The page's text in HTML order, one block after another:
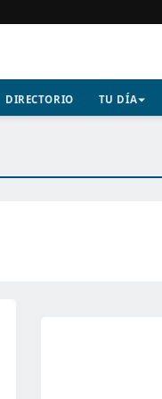
DIRECTORIO TU DÍA